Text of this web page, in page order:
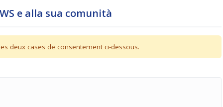
e alla sua comunità
deux cases de consentement ci-dessous.